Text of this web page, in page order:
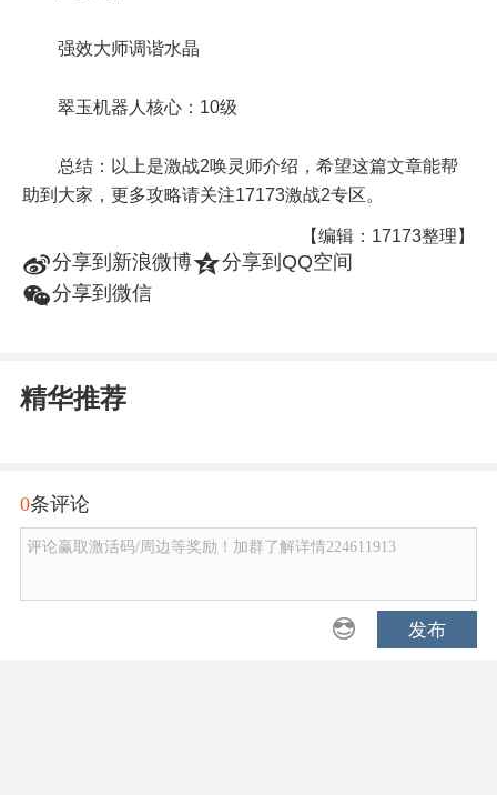
强效大师调谐水晶
翠玉机器人核心：10级
总结：以上是激战2唤灵师介绍，希望这篇文章能帮
助到大家，更多攻略请关注17173激战2专区。
【编辑：17173整理】
t分享到新浪微博z分享到QQ空间
w分享到微信
精华推荐
0条评论
评论赢取激活码/周边等奖励！加群了解详情224611913
发布